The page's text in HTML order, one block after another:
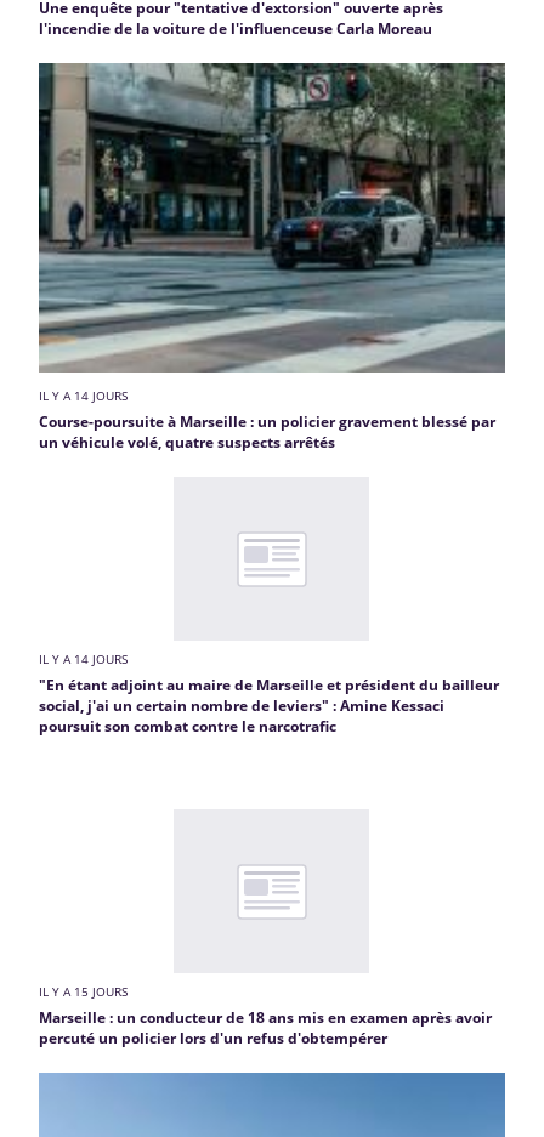
Une enquête pour "tentative d'extorsion" ouverte après
l'incendie de la voiture de l'influenceuse Carla Moreau
IL Y A 14 JOURS
Course-poursuite à Marseille : un policier gravement blessé par
un véhicule volé, quatre suspects arrêtés
IL Y A 14 JOURS
"En étant adjoint au maire de Marseille et président du bailleur
social, j'ai un certain nombre de leviers" : Amine Kessaci
poursuit son combat contre le narcotrafic
IL Y A 15 JOURS
Marseille : un conducteur de 18 ans mis en examen après avoir
percuté un policier lors d'un refus d'obtempérer